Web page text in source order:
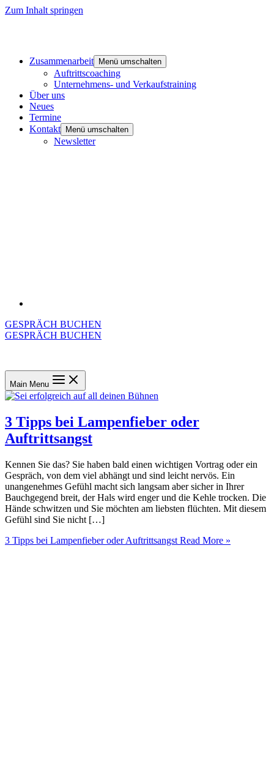
Zum Inhalt springen
Zusammenarbeit Menü umschalten
Auftrittscoaching
Unternehmens- und Verkaufstraining
Über uns
Neues
Termine
Kontakt
Menü umschalten
Newsletter
GESPRÄCH BUCHEN
GESPRÄCH BUCHEN
Main Menu
3 Tipps bei Lampenfieber oder
Auftrittsangst
Kennen Sie das? Sie haben bald einen wichtigen Vortrag oder ein
Gespräch, von dem viel abhängt und sind leicht nervös. Ein
unangenehmes Gefühl macht sich langsam aber sicher in Ihrer
Bauchgegend breit, der Hals wird enger und die Kehle trocken. Die
Hände schwitzen und Sie möchten am liebsten flüchten. Mit diesem
Gefühl sind Sie nicht […]
3 Tipps bei Lampenfieber oder Auftrittsangst Read More »